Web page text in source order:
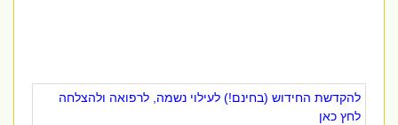
להקדשת החידוש (בחינם!) לעילוי נשמה, לרפואה ולהצלחה
לחץ כאן